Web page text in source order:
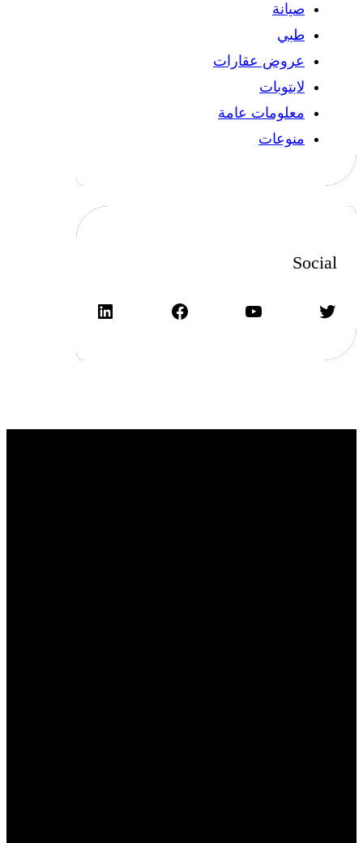
صيانة
طبي
عروض عقارات
لابتوبات
معلومات عامة
منوعات
Social
تويتر يوتيوب فيسبوك لينكد إن